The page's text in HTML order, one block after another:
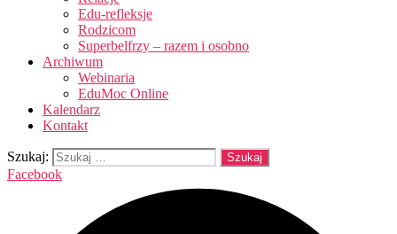
Edu-refleksje
Rodzicom
Superbelfrzy – razem i osobno
Archiwum
Webinaria
EduMoc Online
Kalendarz
Kontakt
Szukaj:
Facebook